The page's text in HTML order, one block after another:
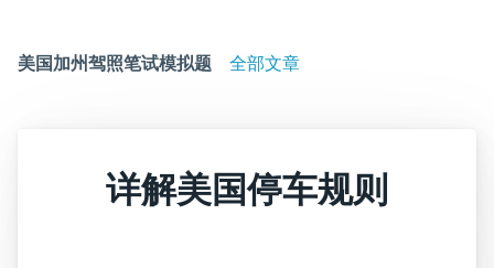
美国加州驾照笔试模拟题 全部文章
详解美国停车规则